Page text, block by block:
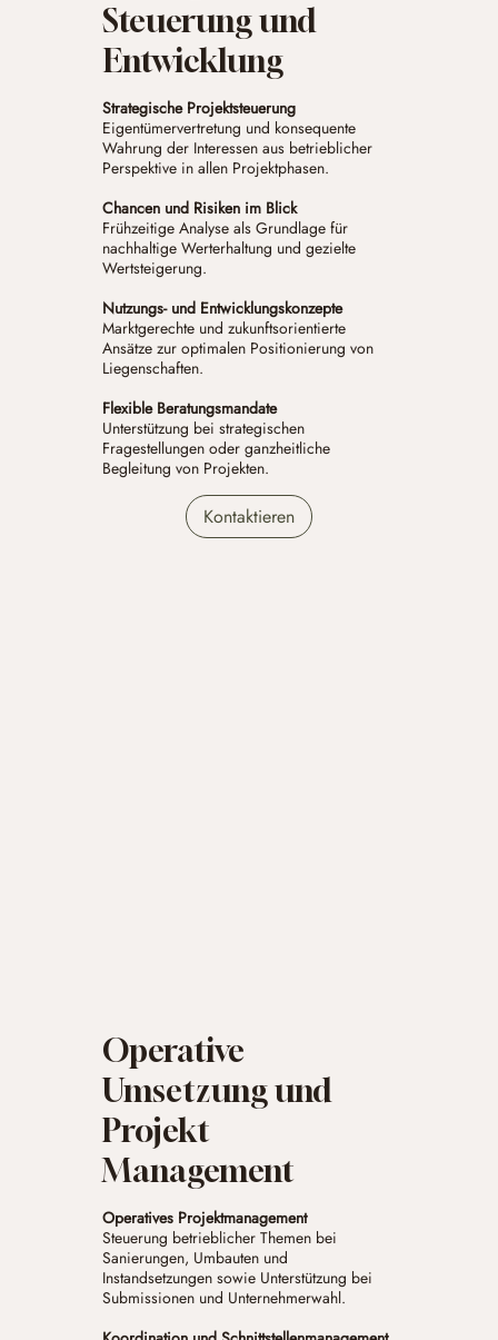
Operative
Umsetzung und
Projekt
Management
Operatives Projektmanagement
Steuerung betrieblicher Themen bei
Sanierungen, Umbauten und
Instandsetzungen sowie Unterstützung bei
Submissionen und Unternehmerwahl.
Steuerung und
Entwicklung
Strategische Projektsteuerung
Eigentümervertretung und konsequente
Wahrung der Interessen aus betrieblicher
Perspektive in allen Projektphasen.
Chancen und Risiken im Blick
Frühzeitige Analyse als Grundlage für
nachhaltige Werterhaltung und gezielte
Wertsteigerung.
Nutzungs- und Entwicklungskonzepte
Marktgerechte und zukunftsorientierte
Ansätze zur optimalen Positionierung von
Liegenschaften.
Flexible Beratungsmandate
Unterstützung bei strategischen
Fragestellungen oder ganzheitliche
Begleitung von Projekten.
Kontaktieren